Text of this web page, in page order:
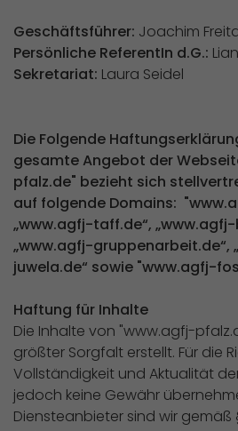
Geschäftsführer: Joachim
Persönliche ReferentIn d.G.:
Sekretariat: Laura Seidel
Die Folgende
gesamte Angebot der
pfalz.de" bezieht sich
auf folgende Domains:
„www.agfj-taff.de“, „www.agfj-
„www.agfj-gruppenarbeit.de“,
juwela.de“ sowie "www.agfj-
Haftung für Inhalte
Die Inhalte von "www.agfj-
größter Sorgfalt erstellt. Für die
Vollständigkeit und Aktualität
jedoch keine Gewähr
Diensteanbieter sind wir gemäß